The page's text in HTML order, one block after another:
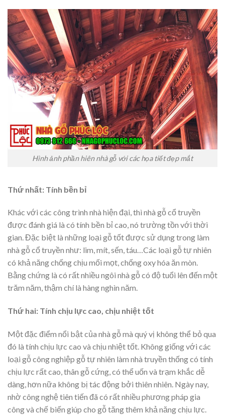
Hình ảnh phần hiên nhà gỗ với các họa tiết đẹp mắt
Thứ nhất: Tính bền bỉ
Khác với các công trình nhà hiện đại, thì nhà gỗ cổ truyền
được đánh giá là có tính bền bỉ cao, nó trường tồn với thời
gian. Đặc biệt là những loại gỗ tốt được sử dụng trong làm
nhà gỗ cổ truyền như: lim, mít, sến, táu…Các loại gỗ tự nhiên
có khả năng chống chịu mối mọt, chống oxy hóa ăn mòn.
Bằng chứng là có rất nhiều ngôi nhà gỗ có độ tuổi lên đến một
trăm năm, thậm chí là hàng nghìn năm.
Thứ hai: Tính chịu lực cao, chịu nhiệt tốt
Một đặc điểm nổi bật của nhà gỗ mà quý vị không thể bỏ qua
đó là tính chịu lực cao và chịu nhiệt tốt. Không giống với các
loại gỗ công nghiệp gỗ tự nhiên làm nhà truyền thống có tính
chịu lực rất cao, thân gỗ cứng, có thể uốn và trạm khắc dễ
dàng, hơn nữa không bị tác động bởi thiên nhiên. Ngày nay,
nhờ công nghệ tiên tiến đã có rất nhiều phương pháp gia
công và chế biến giúp cho gỗ tăng thêm khả năng chịu lực.